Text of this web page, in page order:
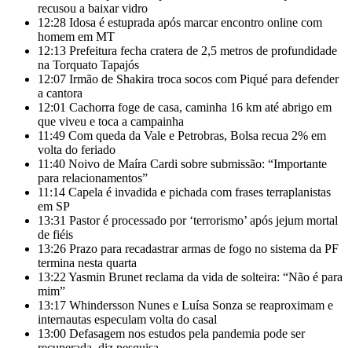
recusou a baixar vidro
12:28 Idosa é estuprada após marcar encontro online com
homem em MT
12:13 Prefeitura fecha cratera de 2,5 metros de profundidade
na Torquato Tapajós
12:07 Irmão de Shakira troca socos com Piqué para defender
a cantora
12:01 Cachorra foge de casa, caminha 16 km até abrigo em
que viveu e toca a campainha
11:49 Com queda da Vale e Petrobras, Bolsa recua 2% em
volta do feriado
11:40 Noivo de Maíra Cardi sobre submissão: “Importante
para relacionamentos”
11:14 Capela é invadida e pichada com frases terraplanistas
em SP
13:31 Pastor é processado por ‘terrorismo’ após jejum mortal
de fiéis
13:26 Prazo para recadastrar armas de fogo no sistema da PF
termina nesta quarta
13:22 Yasmin Brunet reclama da vida de solteira: “Não é para
mim”
13:17 Whindersson Nunes e Luísa Sonza se reaproximam e
internautas especulam volta do casal
13:00 Defasagem nos estudos pela pandemia pode ser